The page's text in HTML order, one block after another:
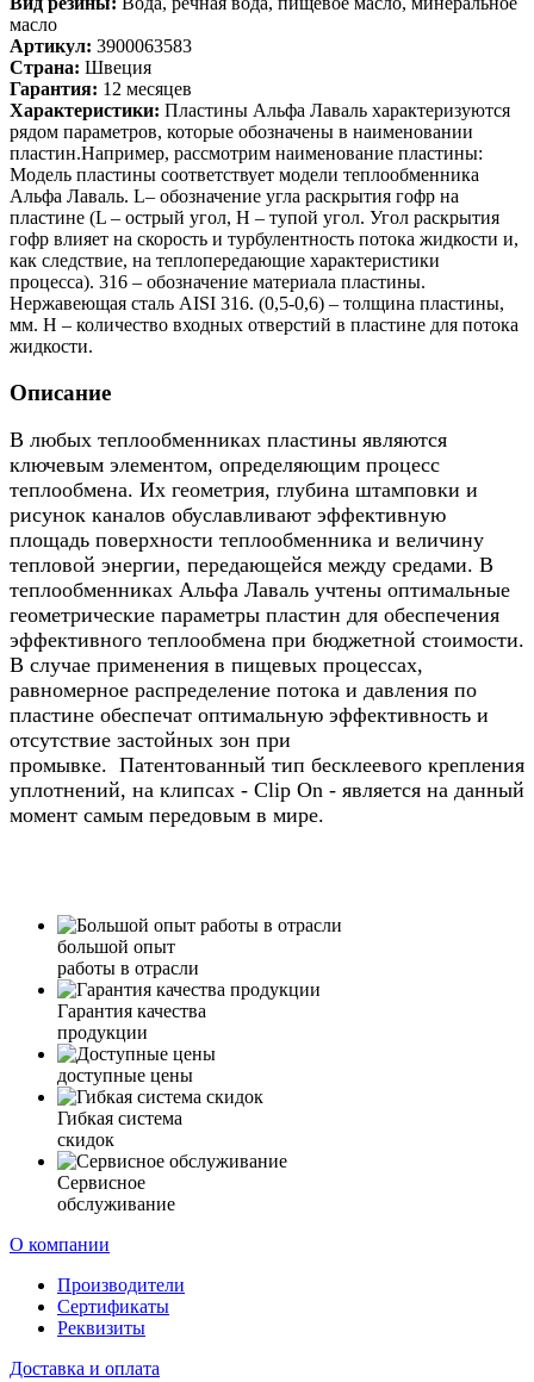
масло
Артикул: 3900063583
Страна: Швеция
Гарантия: 12 месяцев
Характеристики: Пластины Альфа Лаваль характеризуются
рядом параметров, которые обозначены в наименовании
пластин.Например, рассмотрим наименование пластины:
Модель пластины соответствует модели теплообменника
Альфа Лаваль. L– обозначение угла раскрытия гофр на
пластине (L – острый угол, H – тупой угол. Угол раскрытия
гофр влияет на скорость и турбулентность потока жидкости и,
как следствие, на теплопередающие характеристики
процесса). 316 – обозначение материала пластины.
Нержавеющая сталь AISI 316. (0,5-0,6) – толщина пластины,
мм. H – количество входных отверстий в пластине для потока
жидкости.
Описание
В любых теплообменниках пластины являются
ключевым элементом, определяющим процесс
теплообмена. Их геометрия, глубина штамповки и
рисунок каналов обуславливают эффективную
площадь поверхности теплообменника и величину
тепловой энергии, передающейся между средами. В
теплообменниках Альфа Лаваль учтены оптимальные
геометрические параметры пластин для обеспечения
эффективного теплообмена при бюджетной стоимости.
В случае применения в пищевых процессах,
равномерное распределение потока и давления по
пластине обеспечат оптимальную эффективность и
отсутствие застойных зон при
промывке. Патентованный тип бесклеевого крепления
уплотнений, на клипсах - Clip On - является на данный
момент самым передовым в мире.
большой опыт
работы в отрасли
Гарантия качества
продукции
доступные цены
Гибкая система
скидок
Сервисное
обслуживание
О компании
Производители
Сертификаты
Реквизиты
Доставка и оплата